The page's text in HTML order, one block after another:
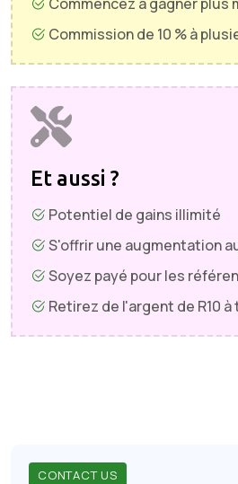
Commission de 10 % à
Et aussi ?
Potentiel de gains illimité
S'offrir une augmentation
Soyez payé pour les
Retirez de l'argent de R10
CONTACT US